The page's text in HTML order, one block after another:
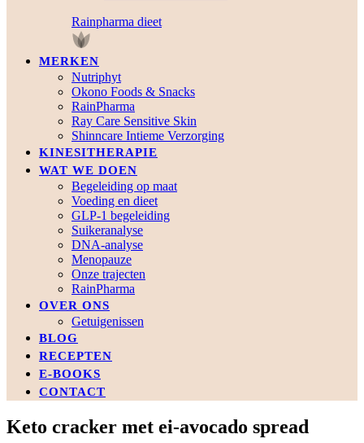
Rainpharma dieet
MERKEN
Nutriphyt
Okono Foods & Snacks
RainPharma
Ray Care Sensitive Skin
Shinncare Intieme Verzorging
KINESITHERAPIE
WAT WE DOEN
Begeleiding op maat
Voeding en dieet
GLP-1 begeleiding
Suikeranalyse
DNA-analyse
Menopauze
Onze trajecten
RainPharma
OVER ONS
Getuigenissen
BLOG
RECEPTEN
E-BOOKS
CONTACT
Keto cracker met ei-avocado spread